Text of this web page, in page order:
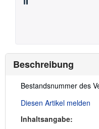
Beschreibung
Beschreibung:
Bestandsnummer des
Diesen Artikel melden
Inhaltsangabe: